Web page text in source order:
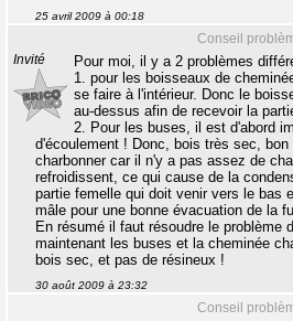
25 avril 2009 à 00:18
Conseil
Invité
Pour moi, il y a 2 problèmes
1. pour les boisseaux de
se faire à l'intérieur. Donc le
au-dessus afin de recevoir la
2. Pour les buses, il est d'abord
d'écoulement ! Donc, bois très sec,
charbonner car il n'y a pas assez de
refroidissent, ce qui cause de la
partie femelle qui doit venir vers le bas
mâle pour une bonne évacuation de la
En résumé il faut résoudre le problème
maintenant les buses et la cheminée
bois sec, et pas de résineux !
30 août 2009 à 23:32
Conseil